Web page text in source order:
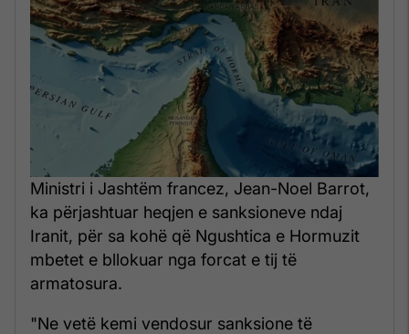
Ministri i Jashtëm francez, Jean-Noel Barrot,
ka përjashtuar heqjen e sanksioneve ndaj
Iranit, për sa kohë që Ngushtica e Hormuzit
mbetet e bllokuar nga forcat e tij të
armatosura.
"Ne vetë kemi vendosur sanksione të